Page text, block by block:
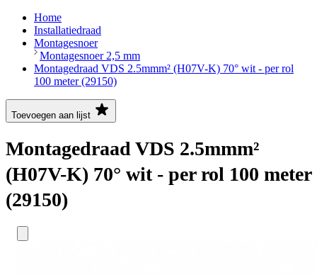
Home
Installatiedraad
Montagesnoer
Montagesnoer 2,5 mm
Montagedraad VDS 2.5mmm² (H07V-K) 70° wit - per rol
100 meter (29150)
Toevoegen aan lijst
Montagedraad VDS 2.5mmm²
(H07V-K) 70° wit - per rol 100 meter
(29150)